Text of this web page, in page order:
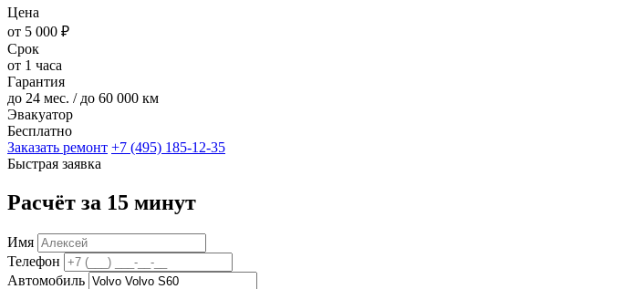
Цена
от 5 000 ₽
Срок
от 1 часа
Гарантия
до 24 мес. / до 60 000 км
Эвакуатор
Бесплатно
Заказать ремонт +7 (495) 185-12-35
Быстрая заявка
Расчёт за 15 минут
Имя
Телефон
Автомобиль